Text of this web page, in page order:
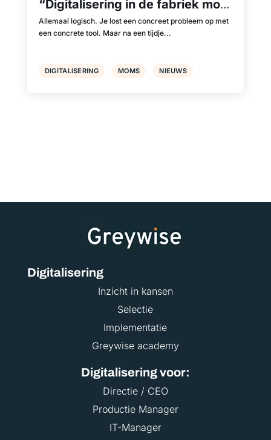
“Digitalisering in de fabriek moet
integraal gebeuren.”
DIGITALISERING MOMS NIEUWS
Allemaal logisch. Je lost een concreet probleem op met
een concrete tool. Maar na een tijdje...
Digitalisering
Inzicht in kansen
Selectie
Implementatie
Greywise academy
Digitalisering voor:
Directie / CEO
Productie Manager
IT-Manager